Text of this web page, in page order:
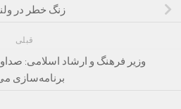
زنگ خطر در
قبلی
وزیر فرهنگ و ارشاد اسلامی:
برنامه‌سازی